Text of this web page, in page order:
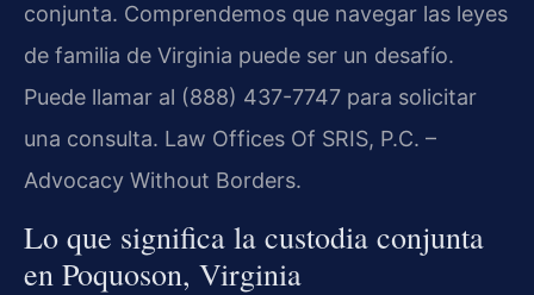
conjunta. Comprendemos que navegar las leyes
de familia de Virginia puede ser un desafío.
Puede llamar al (888) 437-7747 para solicitar
una consulta. Law Offices Of SRIS, P.C. –
Advocacy Without Borders.
Lo que significa la custodia conjunta
en Poquoson, Virginia